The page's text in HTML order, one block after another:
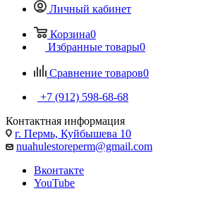
Личный кабинет
Корзина0
Избранные товары0
Сравнение товаров0
+7 (912) 598-68-68
Контактная информация
г. Пермь, Куйбышева 10
nuahulestoreperm@gmail.com
Вконтакте
YouTube